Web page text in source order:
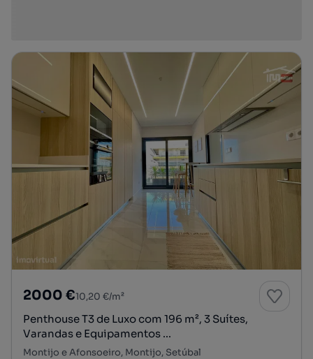
2000 €10,20 €/m²
Penthouse T3 de Luxo com 196 m², 3 Suítes,
Varandas e Equipamentos ...
Montijo e Afonsoeiro, Montijo, Setúbal